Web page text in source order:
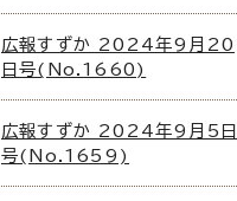
広報すずか 2024年9月20
日号(No.1660)
広報すずか 2024年9月5日
号(No.1659)